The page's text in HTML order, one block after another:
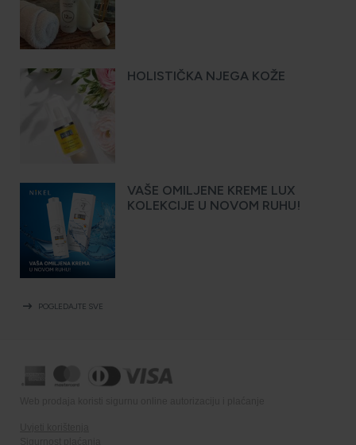
HOLISTIČKA NJEGA KOŽE
VAŠE OMILJENE KREME LUX
KOLEKCIJE U NOVOM RUHU!
arrow_right_alt POGLEDAJTE SVE